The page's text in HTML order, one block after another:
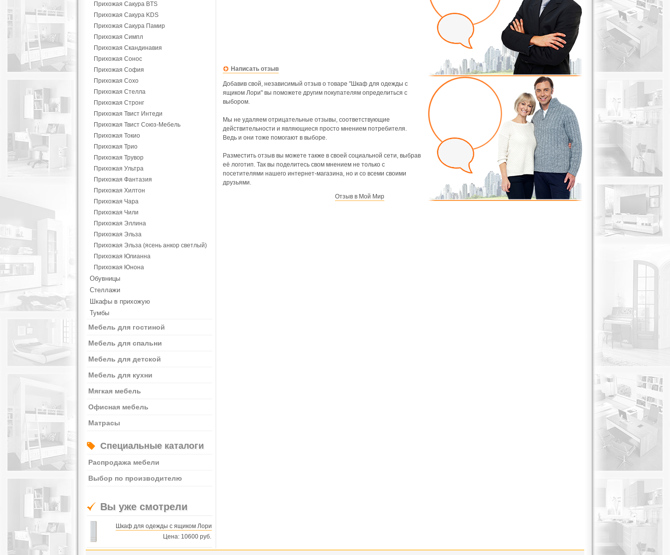
Прихожая Сакура BTS
Прихожая Сакура KDS
Прихожая Сакура Памир
Прихожая Симпл
Прихожая Скандинавия
Прихожая Сонос
Прихожая София
Прихожая Сохо
Прихожая Стелла
Прихожая Стронг
Прихожая Твист Интеди
Прихожая Твист Союз-Мебель
Прихожая Токио
Прихожая Трио
Прихожая Трувор
Прихожая Ультра
Прихожая Фантазия
Прихожая Хилтон
Прихожая Чара
Прихожая Чили
Прихожая Эллина
Прихожая Эльза
Прихожая Эльза (ясень анкор светлый)
Прихожая Юлианна
Прихожая Юнона
Обувницы
Стеллажи
Шкафы в прихожую
Тумбы
Мебель для гостиной
Мебель для спальни
Мебель для детской
Мебель для кухни
Мягкая мебель
Офисная мебель
Матрасы
Специальные каталоги
Распродажа мебели
Выбор по производителю
Вы уже смотрели
Шкаф для одежды с ящиком Лори
Цена: 10600 руб.
Написать отзыв
Добавив свой, независимый отзыв о товаре "Шкаф для одежды с
ящиком Лори" вы поможете другим покупателям определиться с
выбором.
Мы не удаляем отрицательные отзывы, соответствующие
действительности и являющиеся просто мнением потребителя.
Ведь и они тоже помогают в выборе.
Разместить отзыв вы можете также в своей социальной сети, выбрав
её логотип. Так вы поделитесь свом мнением не только с
посетителями нашего интернет-магазина, но и со всеми своими
друзьями.
Отзыв в Мой Мир